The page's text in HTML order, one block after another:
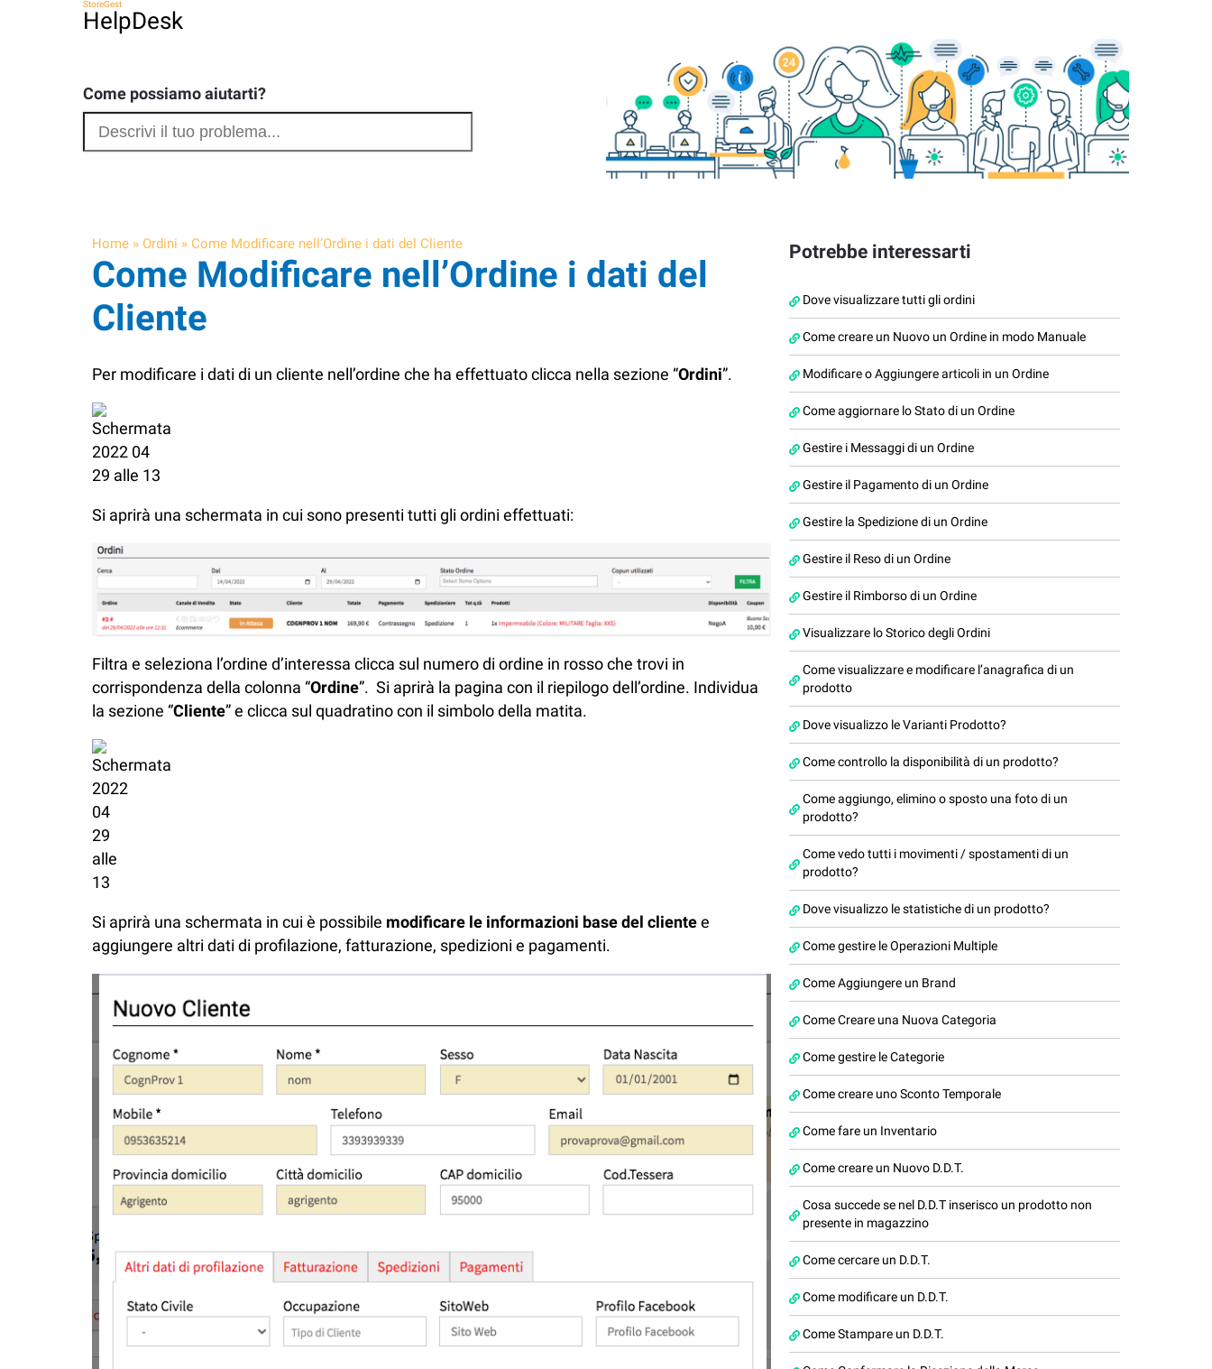
StoreGest
HelpDesk
Come possiamo aiutarti?
Home » Ordini » Come Modificare nell’Ordine i dati del Cliente
Come Modificare nell’Ordine i dati del
Cliente
Per modificare i dati di un cliente nell’ordine che ha effettuato clicca nella sezione “Ordini”.
Si aprirà una schermata in cui sono presenti tutti gli ordini effettuati:
Filtra e seleziona l’ordine d’interessa clicca sul numero di ordine in rosso che trovi in
corrispondenza della colonna “Ordine”. Si aprirà la pagina con il riepilogo dell’ordine. Individua
la sezione “Cliente” e clicca sul quadratino con il simbolo della matita.
Si aprirà una schermata in cui è possibile modificare le informazioni base del clientee
aggiungere altri dati di profilazione, fatturazione, spedizioni e pagamenti.
Potrebbe interessarti
Dove visualizzare tutti gli ordini
Come creare un Nuovo un Ordine in modo Manuale
Modificare o Aggiungere articoli in un Ordine
Come aggiornare lo Stato di un Ordine
Gestire i Messaggi di un Ordine
Gestire il Pagamento di un Ordine
Gestire la Spedizione di un Ordine
Gestire il Reso di un Ordine
Gestire il Rimborso di un Ordine
Visualizzare lo Storico degli Ordini
Come visualizzare e modificare l’anagrafica di un
prodotto
Dove visualizzo le Varianti Prodotto?
Come controllo la disponibilità di un prodotto?
Come aggiungo, elimino o sposto una foto di un
prodotto?
Come vedo tutti i movimenti / spostamenti di un
prodotto?
Dove visualizzo le statistiche di un prodotto?
Come gestire le Operazioni Multiple
Come Aggiungere un Brand
Come Creare una Nuova Categoria
Come gestire le Categorie
Come creare uno Sconto Temporale
Come fare un Inventario
Come creare un Nuovo D.D.T.
Cosa succede se nel D.D.T inserisco un prodotto non
presente in magazzino
Come cercare un D.D.T.
Come modificare un D.D.T.
Come Stampare un D.D.T.